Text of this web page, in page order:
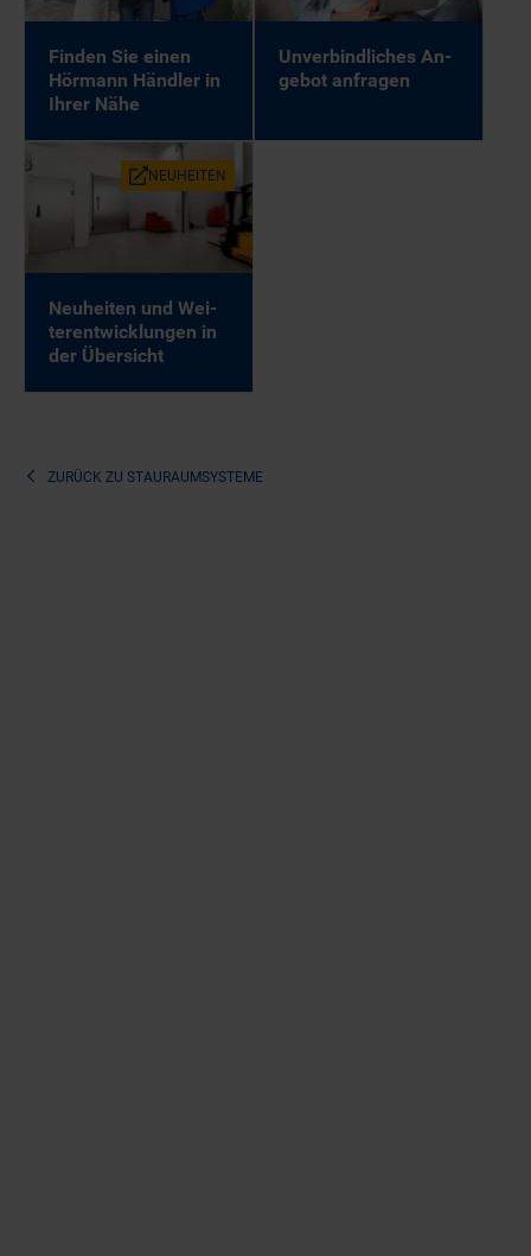
Fin­den Sie ei­nen
Hör­mann Händ­ler in
Ih­rer Nähe
Un­ver­bind­li­ches An­
ge­bot an­fra­gen
NEU­HEI­TEN
Neu­hei­ten und Wei­
ter­ent­wick­lun­gen in
der Über­sicht
ZURÜCK ZU STAURAUMSYSTEME